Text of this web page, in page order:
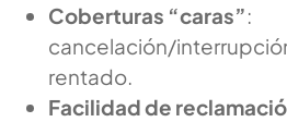
Coberturas “caras”:
cancelación/
rentado.
Facilidad de